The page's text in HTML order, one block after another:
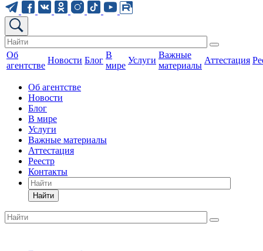
Об
агентстве
Новости Блог
В
мире
Услуги
Важные
материалы
Аттестация
Об агентстве
Новости
Блог
В мире
Услуги
Важные материалы
Аттестация
Реестр
Контакты
Найти